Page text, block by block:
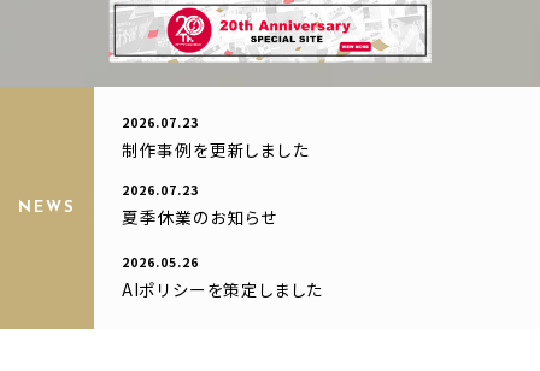
NEWS
2026.07.23
制作事例を更新しました
2026.07.23
夏季休業のお知らせ
2026.05.26
AIポリシーを策定しました